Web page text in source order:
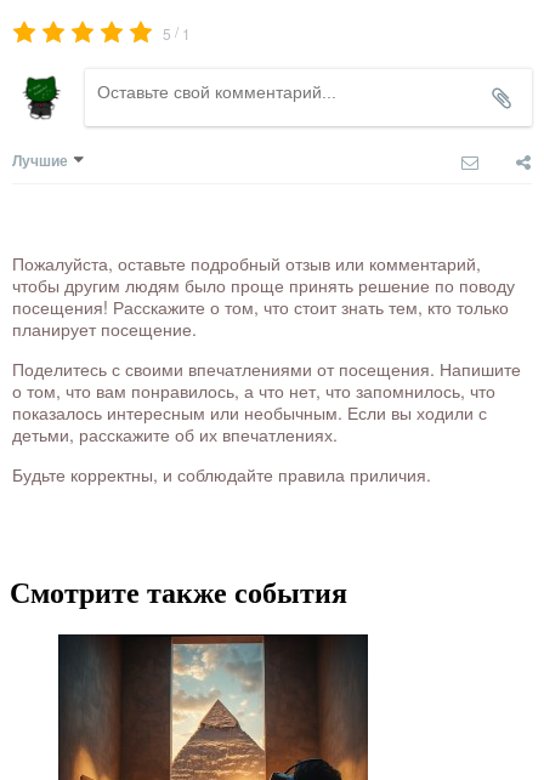
5 / 1
Лучшие
Пожалуйста, оставьте подробный отзыв или комментарий,
чтобы другим людям было проще принять решение по поводу
посещения! Расскажите о том, что стоит знать тем, кто только
планирует посещение.
Поделитесь с своими впечатлениями от посещения. Напишите
о том, что вам понравилось, а что нет, что запомнилось, что
показалось интересным или необычным. Если вы ходили с
детьми, расскажите об их впечатлениях.
Будьте корректны, и соблюдайте правила приличия.
Смотрите также события